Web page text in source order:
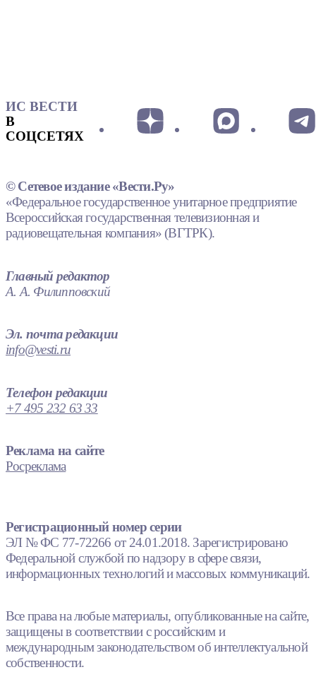
ИС ВЕСТИ
В
СОЦСЕТЯХ
© Сетевое издание «Вести.Ру»
«Федеральное государственное унитарное предприятие
Всероссийская государственная телевизионная и
радиовещательная компания» (ВГТРК).
Главный редактор
А. А. Филипповский
Эл. почта редакции
info@vesti.ru
Телефон редакции
+7 495 232 63 33
Реклама на сайте
Росреклама
Регистрационный номер серии
ЭЛ № ФС 77-72266 от 24.01.2018. Зарегистрировано
Федеральной службой по надзору в сфере связи,
информационных технологий и массовых коммуникаций.
Все права на любые материалы, опубликованные на сайте,
защищены в соответствии с российским и
международным законодательством об интеллектуальной
собственности.